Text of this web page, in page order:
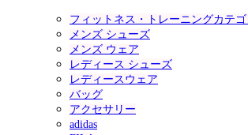
フィットネス・トレーニングカテ
メンズ シューズ
メンズ ウェア
レディース シューズ
レディースウェア
バッグ
アクセサリー
adidas